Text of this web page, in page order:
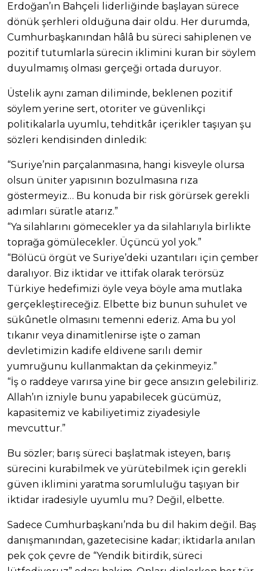
Erdoğan’ın Bahçeli liderliğinde başlayan sürece
dönük şerhleri olduğuna dair oldu. Her durumda,
Cumhurbaşkanından hâlâ bu süreci sahiplenen ve
pozitif tutumlarla sürecin iklimini kuran bir söylem
duyulmamış olması gerçeği ortada duruyor.
Üstelik aynı zaman diliminde, beklenen pozitif
söylem yerine sert, otoriter ve güvenlikçi
politikalarla uyumlu, tehditkâr içerikler taşıyan şu
sözleri kendisinden dinledik:
“Suriye’nin parçalanmasına, hangi kisveyle olursa
olsun üniter yapısının bozulmasına rıza
göstermeyiz… Bu konuda bir risk görürsek gerekli
adımları süratle atarız.”
“Ya silahlarını gömecekler ya da silahlarıyla birlikte
toprağa gömülecekler. Üçüncü yol yok.”
“Bölücü örgüt ve Suriye’deki uzantıları için çember
daralıyor. Biz iktidar ve ittifak olarak terörsüz
Türkiye hedefimizi öyle veya böyle ama mutlaka
gerçekleştireceğiz. Elbette biz bunun suhulet ve
sükûnetle olmasını temenni ederiz. Ama bu yol
tıkanır veya dinamitlenirse işte o zaman
devletimizin kadife eldivene sarılı demir
yumruğunu kullanmaktan da çekinmeyiz.”
“İş o raddeye varırsa yine bir gece ansızın gelebiliriz.
Allah’ın izniyle bunu yapabilecek gücümüz,
kapasitemiz ve kabiliyetimiz ziyadesiyle
mevcuttur.”
Bu sözler; barış süreci başlatmak isteyen, barış
sürecini kurabilmek ve yürütebilmek için gerekli
güven iklimini yaratma sorumluluğu taşıyan bir
iktidar iradesiyle uyumlu mu? Değil, elbette.
Sadece Cumhurbaşkanı’nda bu dil hakim değil. Baş
danışmanından, gazetecisine kadar; iktidarla anılan
pek çok çevre de “Yendik bitirdik, süreci